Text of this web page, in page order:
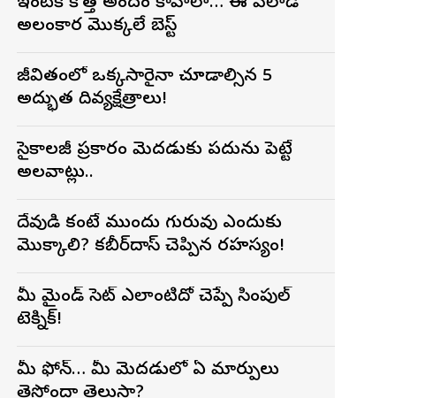
అలంకార మొక్కలే బెస్ట్
జీవితంలో ఒక్కసారైనా చూడాల్సిన 5
అద్భుత దివ్యక్షేత్రాలు!
సైకాలజీ ప్రకారం మెదడుకు పదును పెట్టే
అలవాట్లు..
దేవుడి కంటే ముందు గురువుకే ఎందుకు
మొక్కాలి? కబీర్‌దాస్ చెప్పిన రహస్యం!
మీ మైండ్ సెట్ ఎలాంటిదో చెప్పే సింపుల్
టెక్నిక్!
మీ ఫోన్… మీ మెదడులో ఏ మార్పులు